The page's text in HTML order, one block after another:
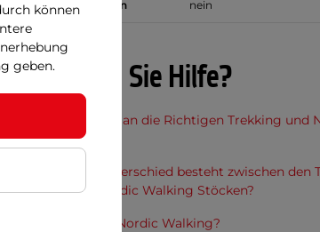
Reflexxstoff Teilen nein
Brauchen Sie Hilfe?
Wie wählt man die Richtigen Trekking und
Stöcke
Welcher Unterschied besteht zwischen den
und den Nordic Walking Stöcken?
Was ist das Nordic Walking?
können
geben.